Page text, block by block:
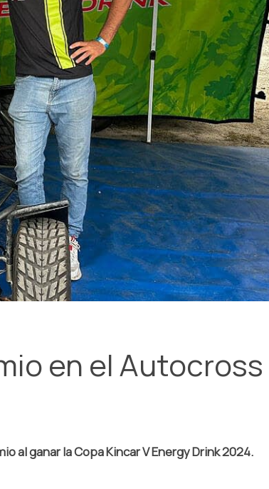
en el
al ganar la Copa Kincar V Energy Drink 2024.